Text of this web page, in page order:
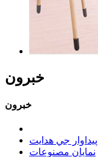
خبرون
خبرون
پيداوار جي ھدايت
نمايان مصنوعات